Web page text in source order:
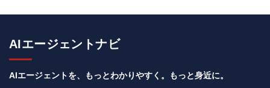
AIエージェントナビ
AIエージェントを、もっとわかりやすく。もっと身近に。